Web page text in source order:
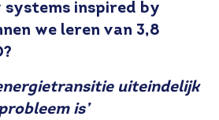
systems inspired by
we leren van 3,8
uiteindelijk
is’